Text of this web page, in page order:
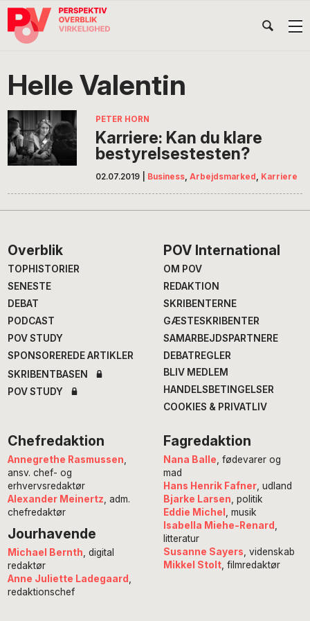
Gå
direkte
navigation
Skip
indhold
Gå
direkte
International
Helle Valentin
PETER HORN
Karriere: Kan du klare
bestyrelsestesten?
02.07.2019 Business,Arbejdsmarked , Karriere
Footer
Overblik
TOPHISTORIER
SENESTE
DEBAT
PODCAST
POV STUDY
SPONSOREREDE ARTIKLER
SKRIBENTBASEN
POV STUDY
POV International
OM POV
REDAKTION
SKRIBENTERNE
GÆSTESKRIBENTER
SAMARBEJDSPARTNERE
DEBATREGLER
BLIV MEDLEM
HANDELSBETINGELSER
COOKIES & PRIVATLIV
Chefredaktion
Annegrethe Rasmussen
ansv. chef- og
erhvervsredaktør
Alexander Meinertz , adm.
chefredaktør
Jourhavende
Michael Bernth , digital
redaktør
Anne Juliette Ladegaard
redaktionschef
Fagredaktion
Nana Balle , fødevarer og
mad
Hans Henrik Fafner, udland
Bjarke Larsen , politik
Eddie Michel
, musik
Isabella Miehe-Renard
litteratur
Susanne Sayers , videnskab
Mikkel Stolt, filmredaktør